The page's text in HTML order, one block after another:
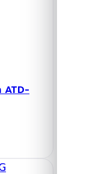
ATD-